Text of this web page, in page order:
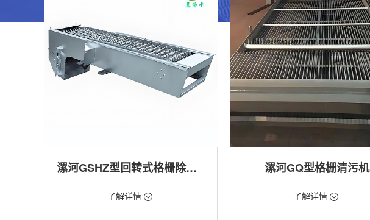
漯河GSHZ型回转式格栅除污机
价格：1.08万/台了解详情
漯河GQ型格栅清污机
价格：1899元/台了解详情